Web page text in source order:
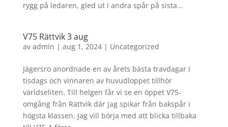
rygg på ledaren, gled ut i andra spår på sista...
V75 Rättvik 3 aug
av admin | aug 1, 2024| Uncategorized
Jägersro anordnade en av årets bästa travdagar i
tisdags och vinnaren av huvudloppet tillhör
världseliten. Till helgen får vi se en öppet V75-
omgång från Rättvik där jag spikar från bakspår i
högsta klassen. Jag vill börja med att blicka tillbaka